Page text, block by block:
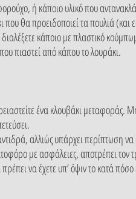
ή κάποιο υλικό που
που θα προειδοποιεί τα πουλιά
κάποιο με πλαστικό
πιαστεί από κάπου το λουράκι.
ένα κλουβάκι μεταφοράς.
αλλιώς υπάρχει περίπτωση
με ασφάλειες, αποτρέπει τον
να έχετε υπ’ όψιν το κατά πόσο